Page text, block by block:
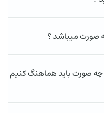
صورت میباشد ؟
چه صورت باید هماهنگ کنیم